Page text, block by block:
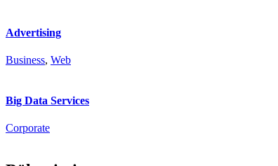
Advertising
Business, Web
Big Data Services
Corporate